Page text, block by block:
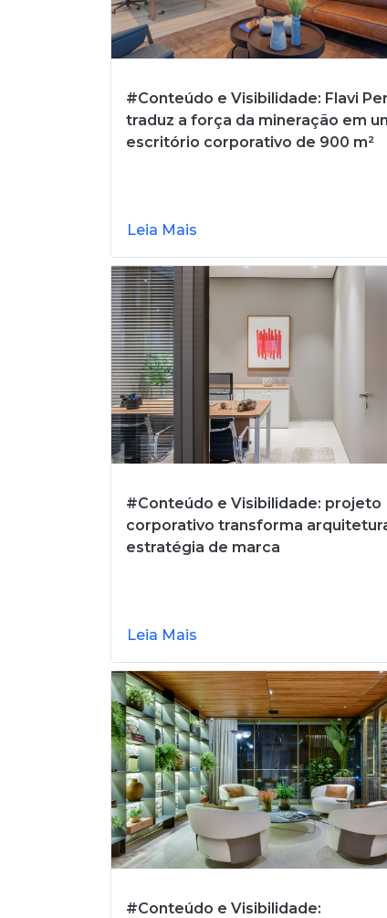
#Conteúdo e Visibilidade: Flavi
traduz a força da mineração em
escritório corporativo de 900 m²
Leia Mais
#Conteúdo e Visibilidade: projeto
corporativo transforma
estratégia de marca
Leia Mais
#Conteúdo e Visibilidade: